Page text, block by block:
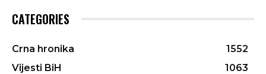
CATEGORIES
Crna hronika
1552
Vijesti BiH
1063